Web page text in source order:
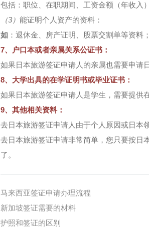
包括：职位、在职期间、工资金额（年收入
（3） 能证明个人资产的资料：
如 ：退休金、房产证明、股票交割单等资料；
7、户口本或者亲属关系公证书：
如果日本旅游签证申请人的亲属也需要申请
8、大学出具的在学证明书或毕业证书：
如果日本旅游签证申请人是学生，需要提供
9、其他相关资料：
去日本旅游签证申请人由于个人原因或日本
去日本旅游签证申请非常简单，您只要按日
了。
马来西亚签证申请办理流程
新加坡签证需要的材料
护照和签证的区别